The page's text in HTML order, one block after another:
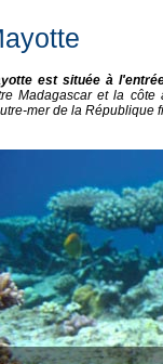
est située à
Madagascar et la côte
mer de la République